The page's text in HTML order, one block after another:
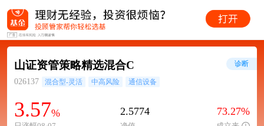
山证资管策略精选混合C
026137 混合型-灵活 中高风险 通信设备
3.57% 2.5774 73.27%
诊断